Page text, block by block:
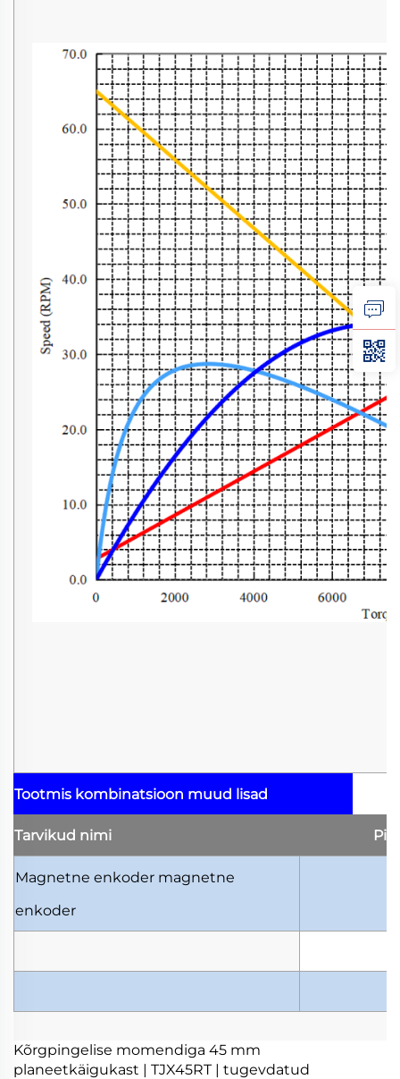
Tootmis kombinatsioon muud lisad
Tarvikud nimi
Magnetne enkoder magnetne
enkoder
Kõrgpingelise momendiga 45 mm
planeetkäigukast | TJX45RT | tugevdatud